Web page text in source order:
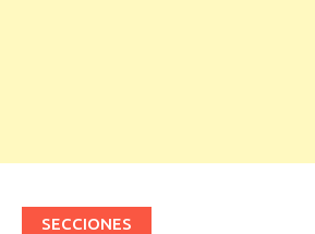
SECCIONES